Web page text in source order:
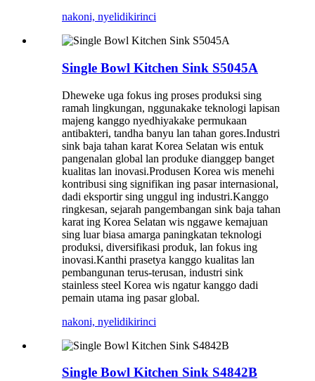
nakoni, nyelidikirinci
Single Bowl Kitchen Sink S5045A
Dheweke uga fokus ing proses produksi sing
ramah lingkungan, nggunakake teknologi lapisan
majeng kanggo nyedhiyakake permukaan
antibakteri, tandha banyu lan tahan gores.Industri
sink baja tahan karat Korea Selatan wis entuk
pangenalan global lan produke dianggep banget
kualitas lan inovasi.Produsen Korea wis menehi
kontribusi sing signifikan ing pasar internasional,
dadi eksportir sing unggul ing industri.Kanggo
ringkesan, sejarah pangembangan sink baja tahan
karat ing Korea Selatan wis nggawe kemajuan
sing luar biasa amarga paningkatan teknologi
produksi, diversifikasi produk, lan fokus ing
inovasi.Kanthi prasetya kanggo kualitas lan
pembangunan terus-terusan, industri sink
stainless steel Korea wis ngatur kanggo dadi
pemain utama ing pasar global.
nakoni, nyelidikirinci
Single Bowl Kitchen Sink S4842B